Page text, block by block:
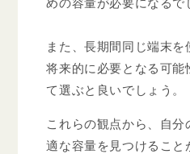
めの容量が必要になるで
また、長期間同じ端末を
将来的に必要となる可能
て選ぶと良いでしょう。
これらの観点から、自
適な容量を見つけること